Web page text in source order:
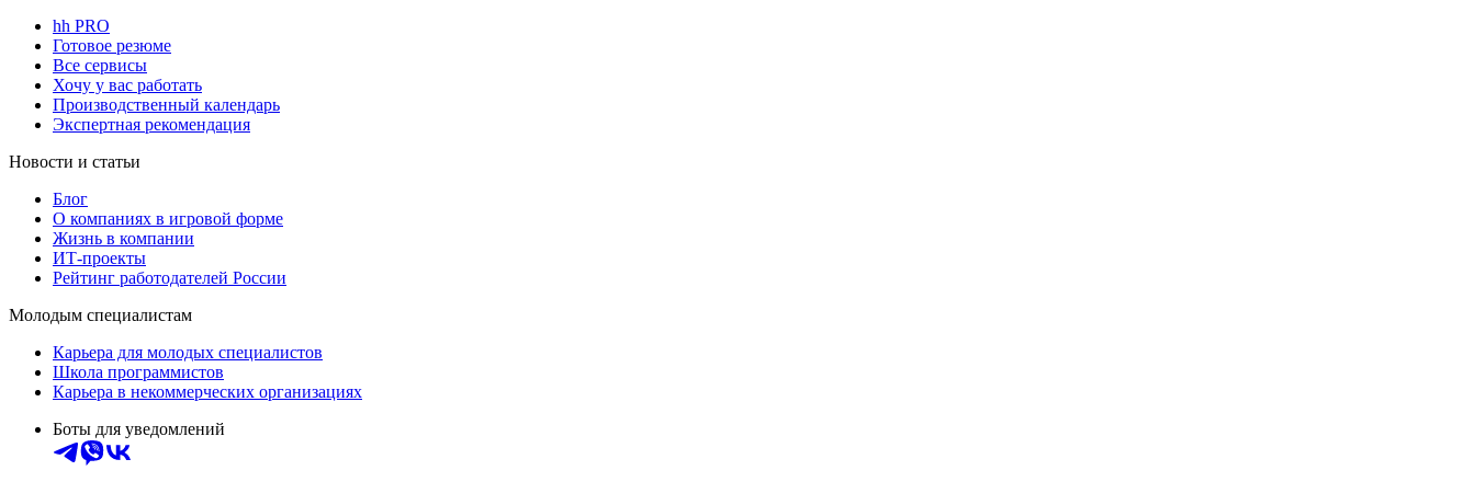
hh PRO
Готовое резюме
Все сервисы
Хочу у вас работать
Производственный календарь
Экспертная рекомендация
Новости и статьи
Блог
О компаниях в игровой форме
Жизнь в компании
ИТ-проекты
Рейтинг работодателей России
Молодым специалистам
Карьера для молодых специалистов
Школа программистов
Карьера в некоммерческих организациях
Боты для уведомлений